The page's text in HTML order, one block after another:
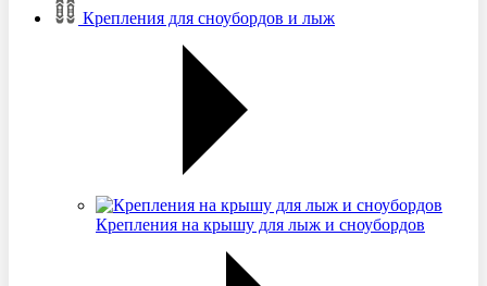
Крепления для сноубордов и лыж
Крепления на крышу для лыж и сноубордов